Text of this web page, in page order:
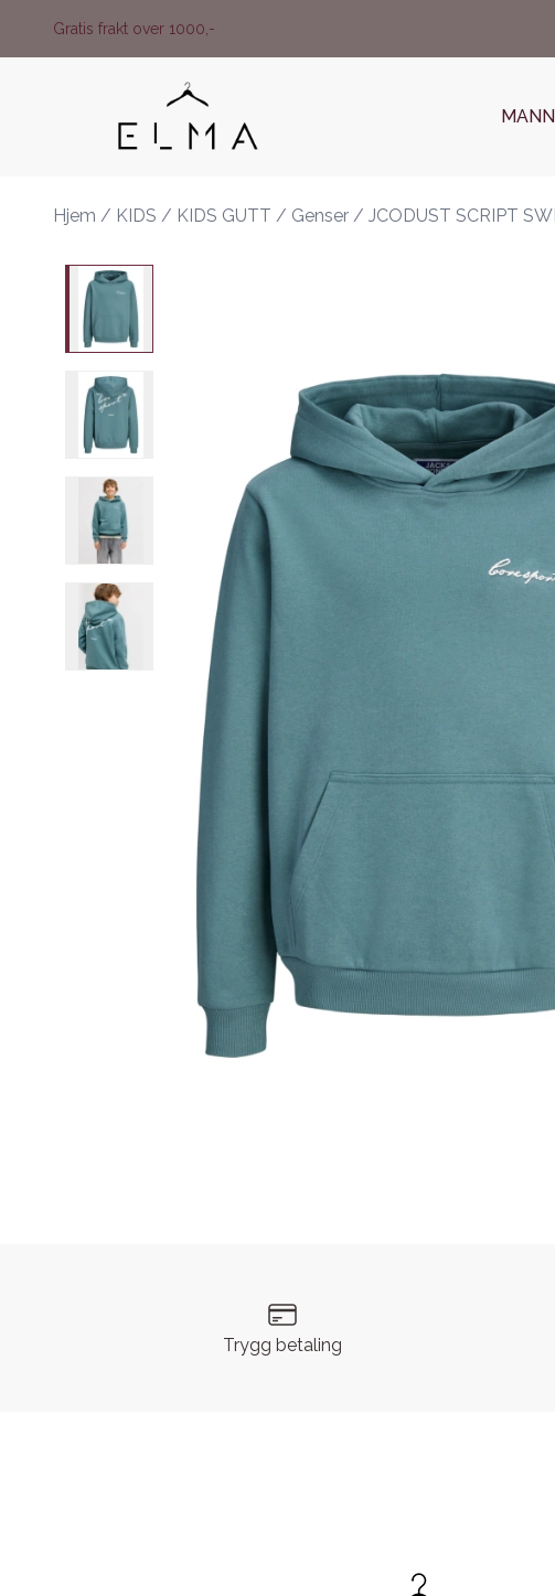
Gratis frakt over 1000,-
MANN
Hjem / KIDS / KIDS GUTT / Genser / JCODUST SCRIPT
Trygg betaling